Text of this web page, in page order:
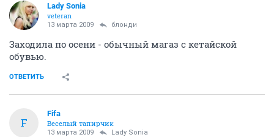
Lady Sonia
veteran
13 марта 2009 блонди
Заходила по осени - обычный магаз с кетайской
обувью.
ОТВЕТИТЬ
F
Fifa
Веселый тапирчик
13 марта 2009 Lady Sonia